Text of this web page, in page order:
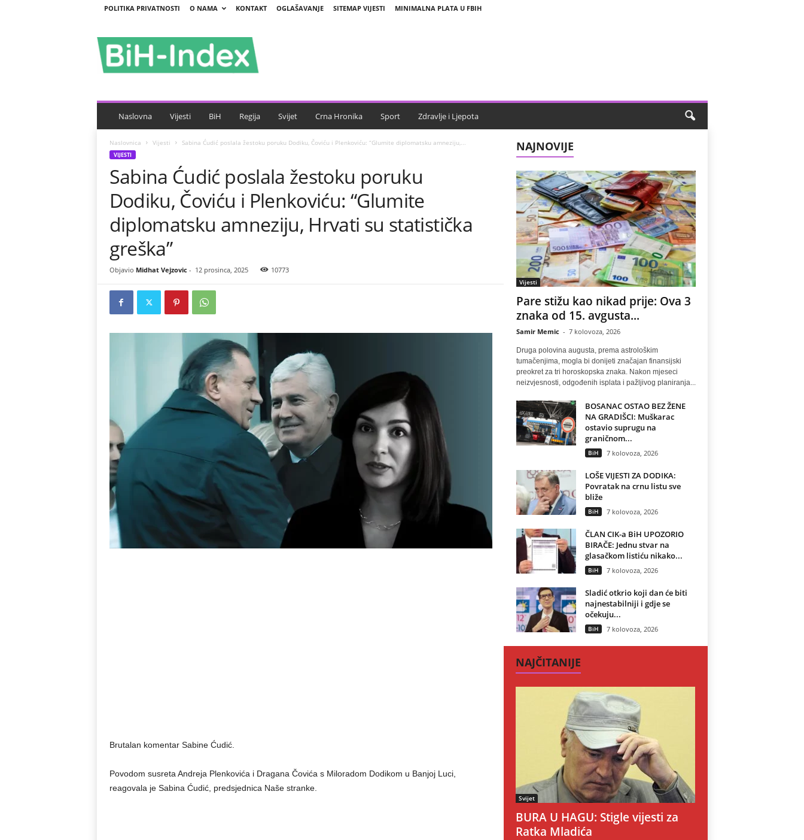
POLITIKA PRIVATNOSTI O NAMA KONTAKT OGLAŠAVANJE SITEMAP VIJESTI MINIMALNA PLATA U FBIH
i
H
d
x
Naslovna Vijesti BiH Regija Svijet Crna Hronika Sport Zdravlje i Ljepota
Naslovnica Vijesti Sabina Ćudić poslala žestoku poruku Dodiku, Čoviću i Plenkoviću: “Glumite diplomatsku amneziju,...
VIJESTI
Sabina Ćudić poslala žestoku poruku
Dodiku, Čoviću i Plenkoviću: “Glumite
diplomatsku amneziju, Hrvati su statistička
greška”
Objavio Midhat Vejzovic- 12 prosinca, 2025 10773
Brutalan komentar Sabine Ćudić.
Povodom susreta Andreja Plenkovića i Dragana Čovića s Miloradom Dodikom u Banjoj Luci,
reagovala je Sabina Ćudić, predsjednica Naše stranke.
NAJNOVIJE
Vijesti
Pare stižu kao nikad prije: Ova 3
znaka od 15. avgusta...
Samir Memic - 7 kolovoza, 2026
Druga polovina augusta, prema astrološkim
tumačenjima, mogla bi donijeti značajan finansijski
preokret za tri horoskopska znaka. Nakon mjeseci
neizvjesnosti, odgođenih isplata i pažljivog planiranja...
BOSANAC OSTAO BEZ ŽENE
NA GRADIŠCI: Muškarac
ostavio suprugu na
graničnom...
BiH 7 kolovoza, 2026
LOŠE VIJESTI ZA DODIKA:
Povratak na crnu listu sve
bliže
BiH 7 kolovoza, 2026
ČLAN CIK-a BiH UPOZORIO
BIRAČE: Jednu stvar na
glasačkom listiću nikako...
BiH 7 kolovoza, 2026
Sladić otkrio koji dan će biti
najnestabilniji i gdje se
očekuju...
BiH 7 kolovoza, 2026
NAJČITANIJE
Svijet
BURA U HAGU: Stigle vijesti za
Ratka Mladića